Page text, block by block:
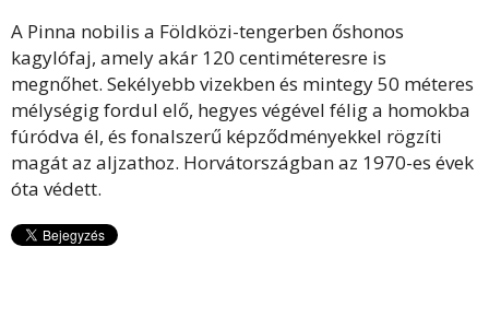
A Pinna nobilis a Földközi-tengerben őshonos
kagylófaj, amely akár 120 centiméteresre is
megnőhet. Sekélyebb vizekben és mintegy 50 méteres
mélységig fordul elő, hegyes végével félig a homokba
fúródva él, és fonalszerű képződményekkel rögzíti
magát az aljzathoz. Horvátországban az 1970-es évek
óta védett.